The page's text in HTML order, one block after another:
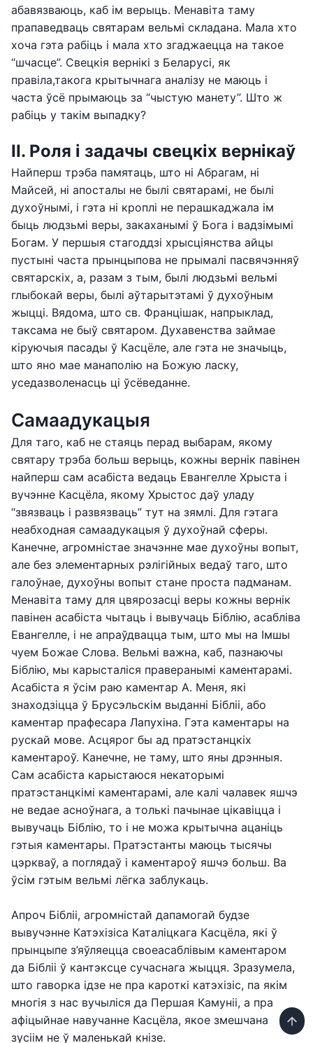
абавязваюць, каб ім верыць. Менавіта таму
прапаведваць святарам вельмі складана. Мала хто
хоча гэта рабіць і мала хто згаджаецца на такое
“шчасце”. Свецкія вернікі з Беларусі, як
правіла,такога крытычнага аналізу не маюць і
часта ўсё прымаюць за “чыстую манету”. Што ж
рабіць у такім выпадку?
ІІ. Роля і задачы свецкіх вернікаў
Найперш трэба памятаць, што ні Абрагам, ні
Майсей, ні апосталы не былі святарамі, не былі
духоўнымі, і гэта ні кроплі не перашкаджала ім
быць людзьмі веры, закаханымі ў Бога і вадзімымі
Богам. У першыя стагоддзі хрысціянства айцы
пустыні часта прынцыпова не прымалі пасвячэнняў
святарскіх, а, разам з тым, былі людзьмі вельмі
глыбокай веры, былі аўтарытэтамі ў духоўным
жыцці. Вядома, што св. Францішак, напрыклад,
таксама не быў святаром. Духавенства займае
кіруючыя пасады ў Касцёле, але гэта не значыць,
што яно мае манаполію на Божую ласку,
уседазволенасць ці ўсёведанне.
Самаадукацыя
Для таго, каб не стаяць перад выбарам, якому
святару трэба больш верыць, кожны вернік павінен
найперш сам асабіста ведаць Евангелле Хрыста і
вучэнне Касцёла, якому Хрыстос даў уладу
“звязваць і развязваць” тут на зямлі. Для гэтага
неабходная самаадукацыя ў духоўнай сферы.
Канечне, агромністае значэнне мае духоўны вопыт,
але без элементарных рэлігійных ведаў таго, што
галоўнае, духоўны вопыт стане проста падманам.
Менавіта таму для цвярозасці веры кожны вернік
павінен асабіста чытаць і вывучаць Біблію, асабліва
Евангелле, і не апраўдвацца тым, што мы на Імшы
чуем Божае Слова. Вельмі важна, каб, пазнаючы
Біблію, мы карысталіся праверанымі каментарамі.
Асабіста я ўсім раю каментар А. Меня, які
знаходзіцца ў Брусэльскім выданні Бібліі, або
каментар прафесара Лапухіна. Гэта каментары на
рускай мове. Асцярог бы ад пратэстанцкіх
каментароў. Канечне, не таму, што яны дрэнныя.
Сам асабіста карыстаюся некаторымі
пратэстанцкімі каментарамі, але калі чалавек яшчэ
не ведае асноўнага, а толькі пачынае цікавіцца і
вывучаць Біблію, то і не можа крытычна ацаніць
гэтыя каментары. Пратэстанты маюць тысячы
цэркваў, а поглядаў і каментароў яшчэ больш. Ва
ўсім гэтым вельмі лёгка заблукаць.
Апроч Бібліі, агромністай дапамогай будзе
вывучэнне Катэхізіса Каталіцкага Касцёла, які ў
прынцыпе з’яўляецца своеасаблівым каментаром
да Бібліі ў кантэксце сучаснага жыцця. Зразумела,
што гаворка ідзе не пра кароткі катэхізіс, па якім
многія з нас вучыліся да Першая Камуніі, а пра
афіцыйнае навучанне Касцёла, якое змешчана
зусіім не ў маленькай кнізе.